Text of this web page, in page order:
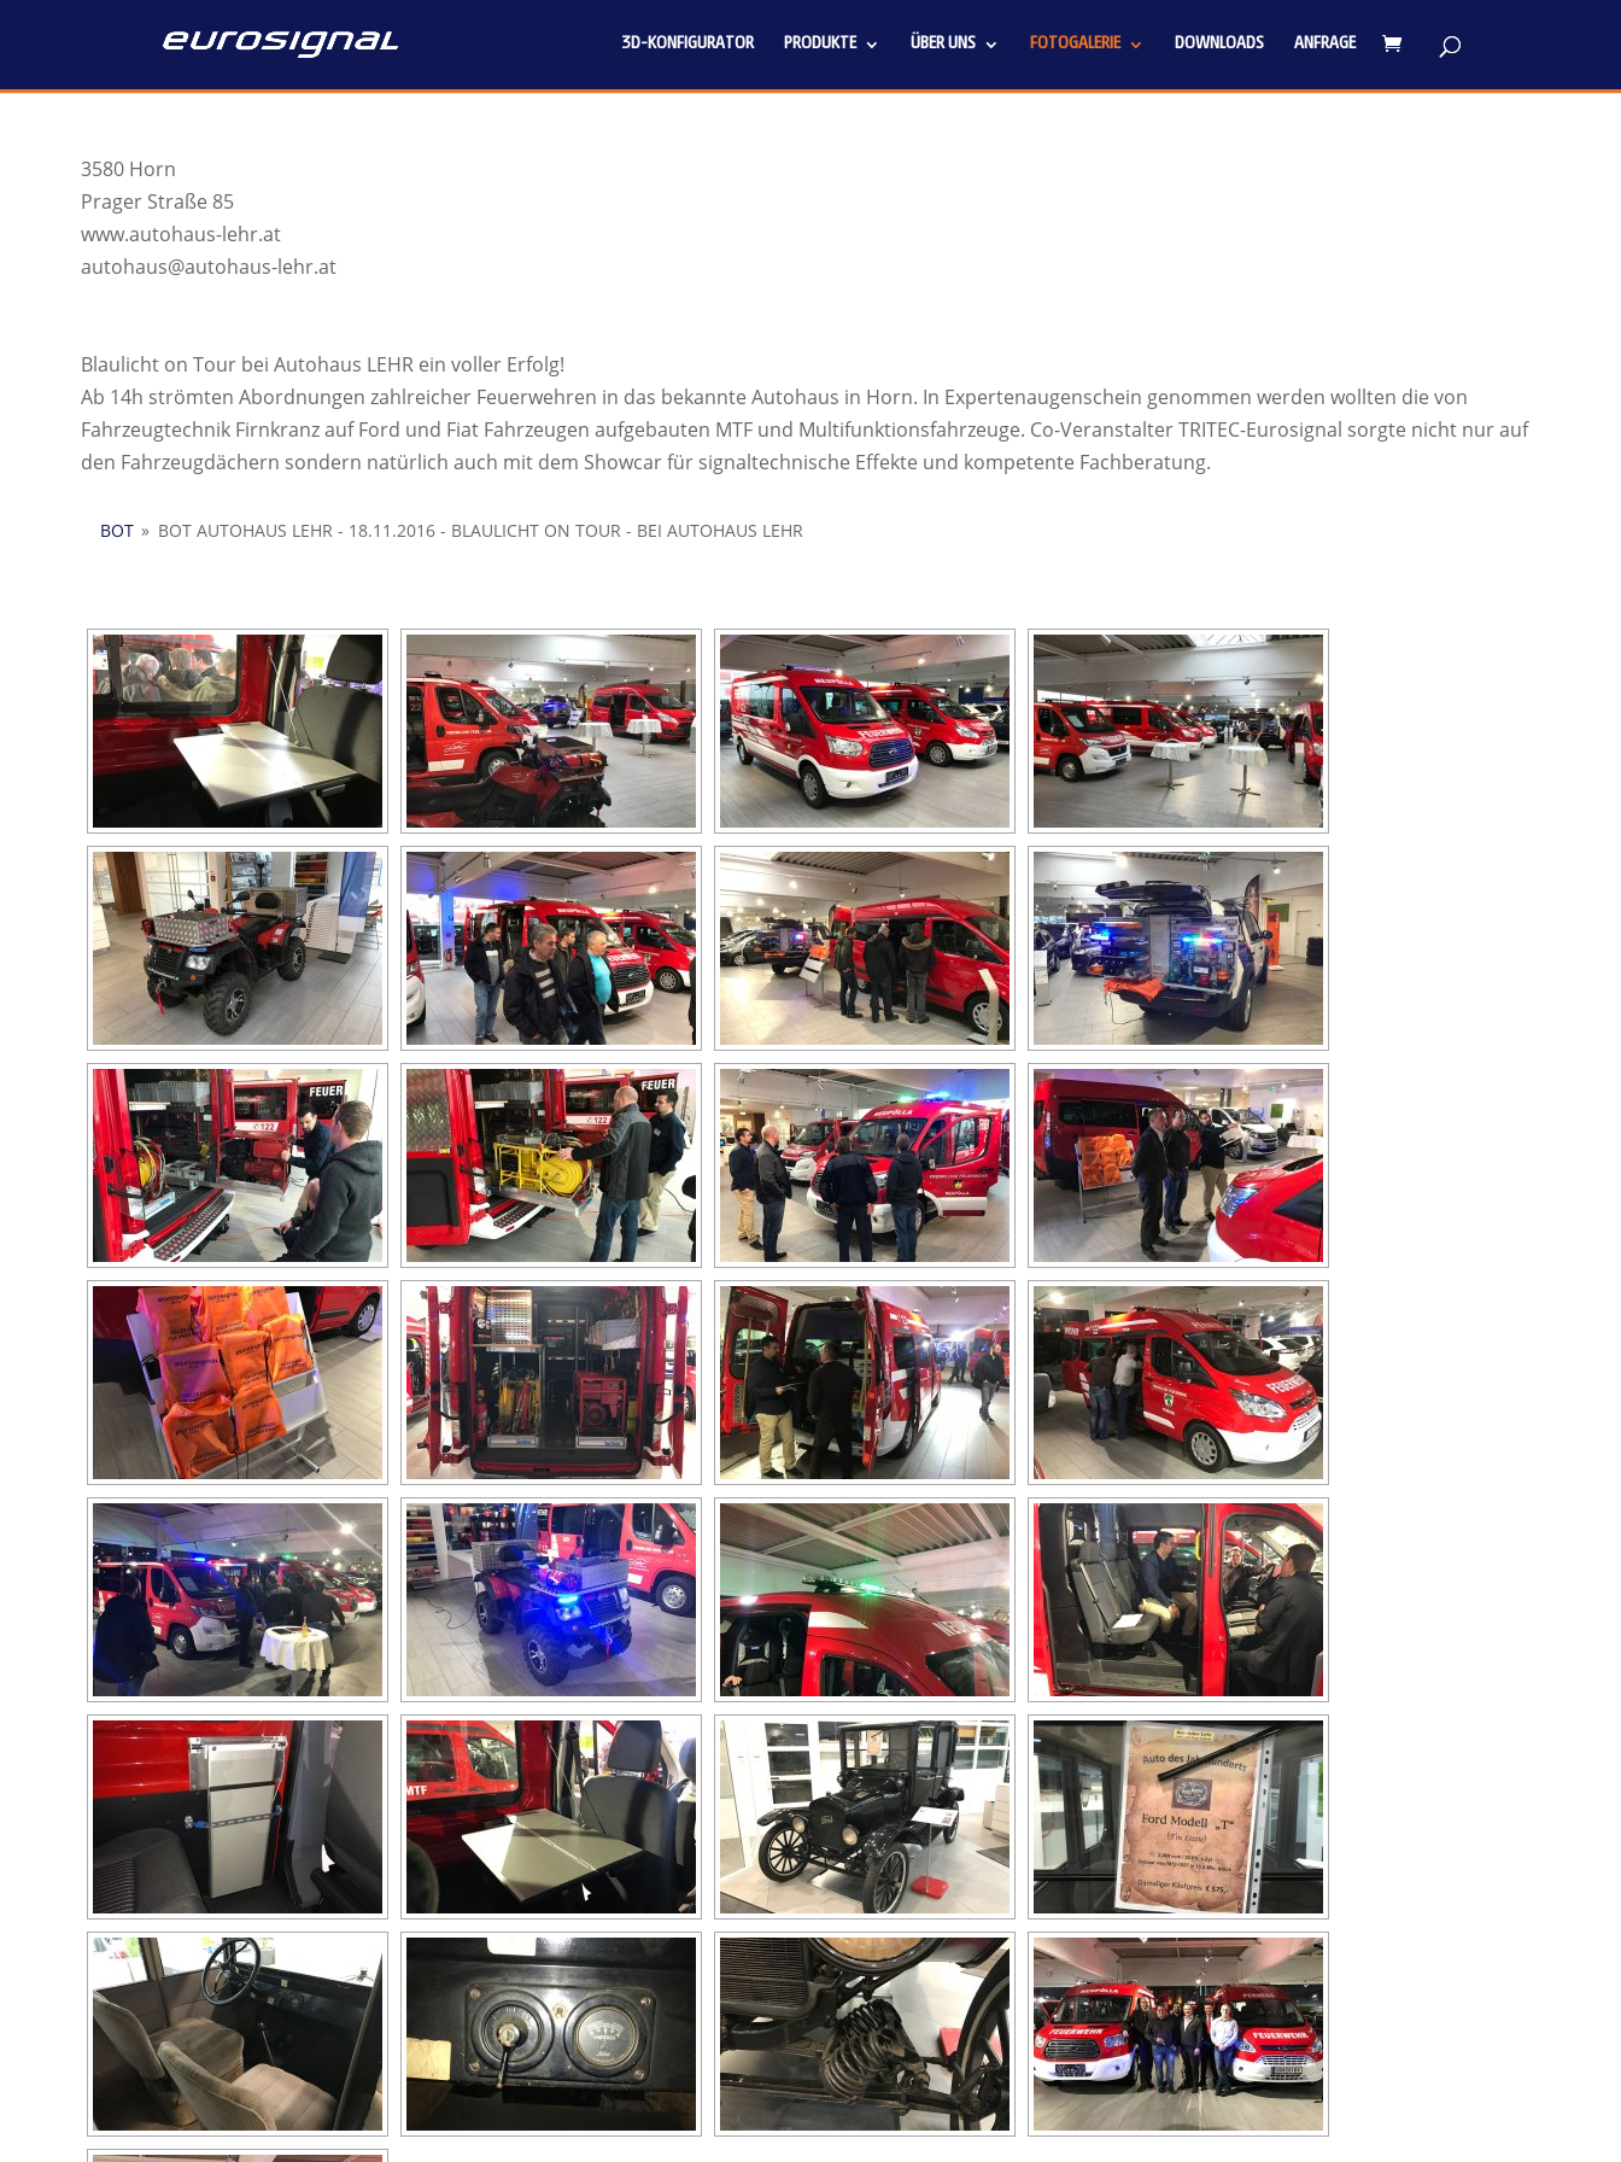
3D-KONFIGURATOR PRODUKTE ÜBER UNS FOTOGALERIE DOWNLOADS ANFRAGE
3580 Horn
Prager Straße 85
www.autohaus-lehr.at
autohaus@autohaus-lehr.at
Blaulicht on Tour bei Autohaus LEHR ein voller Erfolg!
Ab 14h strömten Abordnungen zahlreicher Feuerwehren in das bekannte Autohaus in Horn. In Expertenaugenschein genommen werden wollten die von
Fahrzeugtechnik Firnkranz auf Ford und Fiat Fahrzeugen aufgebauten MTF und Multifunktionsfahrzeuge. Co-Veranstalter TRITEC-Eurosignal sorgte nicht nur auf
den Fahrzeugdächern sondern natürlich auch mit dem Showcar für signaltechnische Effekte und kompetente Fachberatung.
BOT » BOT AUTOHAUS LEHR - 18.11.2016 - BLAULICHT ON TOUR - BEI AUTOHAUS LEHR